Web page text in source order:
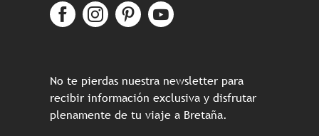
No te pierdas nuestra newsletter para
recibir información exclusiva y disfrutar
plenamente de tu viaje a Bretaña.